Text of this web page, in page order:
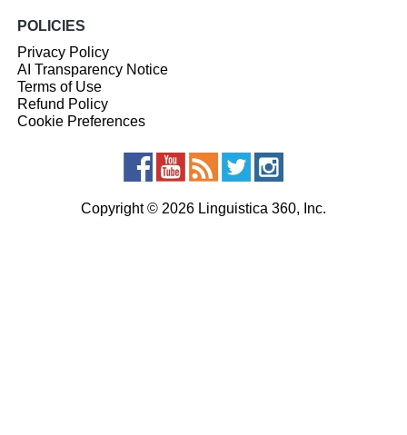
POLICIES
Privacy Policy
AI Transparency Notice
Terms of Use
Refund Policy
Cookie Preferences
Copyright © 2026 Linguistica 360, Inc.